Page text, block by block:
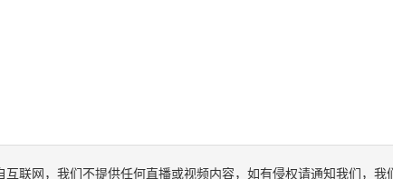
联网，我们不提供任何直播或视频内容，如有侵权请通知我们，我